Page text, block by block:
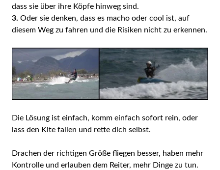
dass sie über ihre Köpfe hinweg sind.
3. Oder sie denken, dass es macho oder cool ist, auf
diesem Weg zu fahren und die Risiken nicht zu erkennen.
Die Lösung ist einfach, komm einfach sofort rein, oder
lass den Kite fallen und rette dich selbst.
Drachen der richtigen Größe fliegen besser, haben mehr
Kontrolle und erlauben dem Reiter, mehr Dinge zu tun.